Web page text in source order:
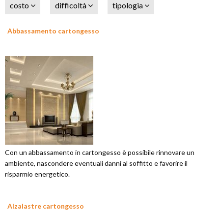
costo difficoltà tipologia
Abbassamento cartongesso
Con un abbassamento in cartongesso è possibile rinnovare un
ambiente, nascondere eventuali danni al soffitto e favorire il
risparmio energetico.
Alzalastre cartongesso